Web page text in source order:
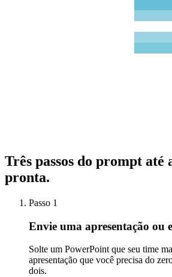
Três passos do prompt até
pronta.
Passo 1
Envie uma apresentação ou
Solte um PowerPoint que seu time
apresentação que você precisa do
dois.